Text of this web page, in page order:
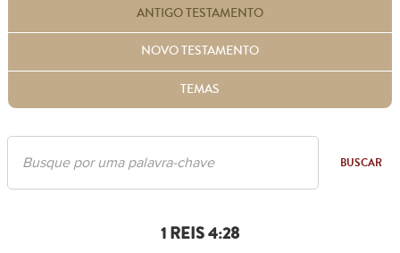
ANTIGO TESTAMENTO
NOVO TESTAMENTO
TEMAS
BUSCAR
1 REIS 4:28